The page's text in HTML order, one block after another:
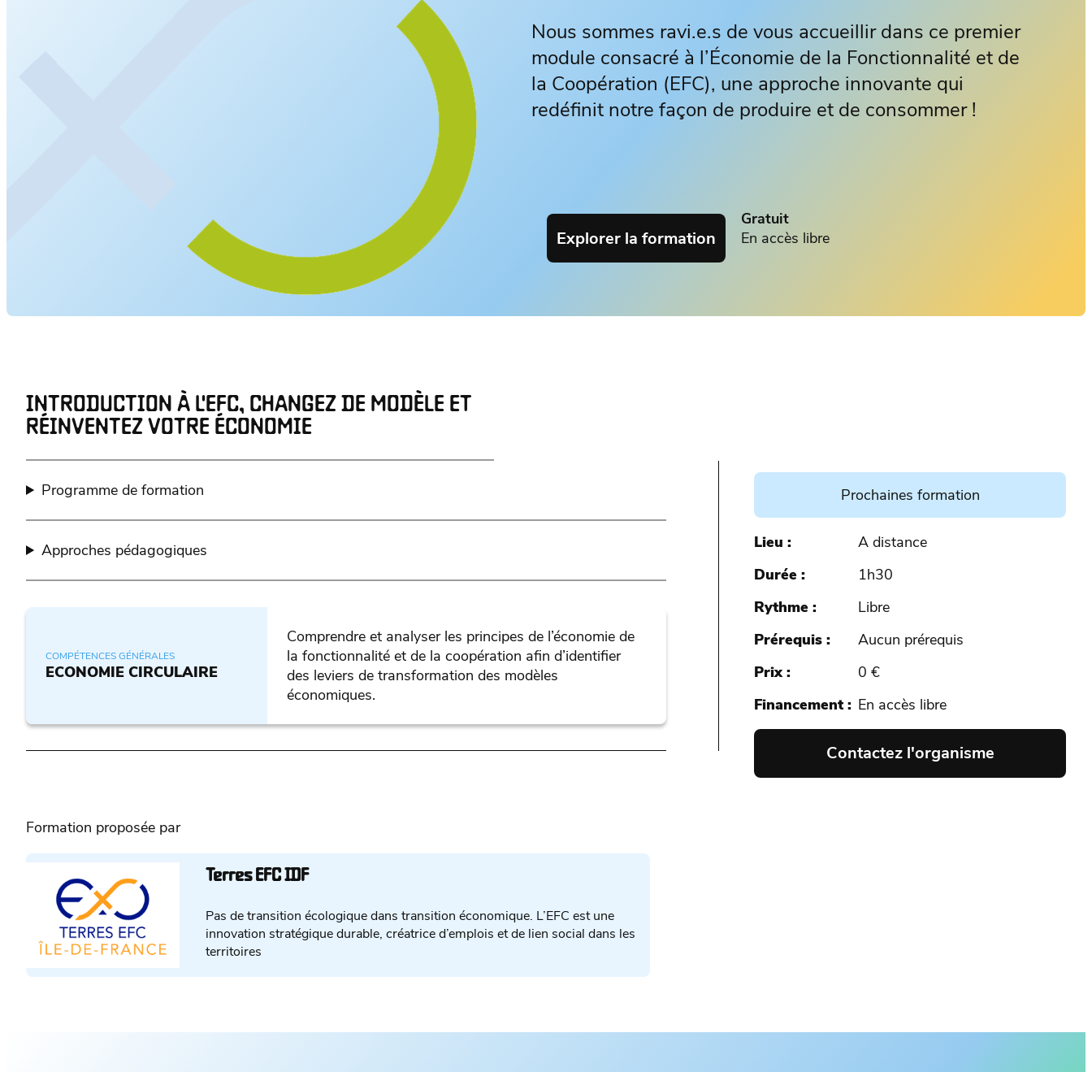
Nous sommes ravi.e.s de vous accueillir dans ce premier
module consacré à l’Économie de la Fonctionnalité et de
la Coopération (EFC), une approche innovante qui
redéfinit notre façon de produire et de consommer !
Gratuit
En accès libre
Explorer la formation
Prochaines formation
Lieu
A distance
Durée
1h30
Rythme
Libre
Prérequis
Aucun prérequis
Prix
0 €
Financement
En accès libre
Contactez l'organisme
INTRODUCTION À L'EFC, CHANGEZ DE MODÈLE ET
RÉINVENTEZ VOTRE ÉCONOMIE
Programme de formation
Approches pédagogiques
COMPÉTENCES GÉNÉRALES
ECONOMIE CIRCULAIRE
Comprendre et analyser les principes de l’économie de
la fonctionnalité et de la coopération afin d’identifier
des leviers de transformation des modèles
économiques.
Formation proposée par
Terres EFC IDF
Pas de transition écologique dans transition économique. L’EFC est une
innovation stratégique durable, créatrice d’emplois et de lien social dans les
territoires